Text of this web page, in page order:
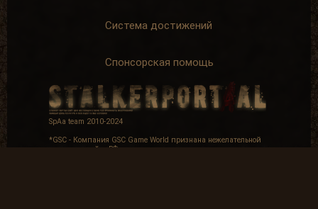
Система достижений
Спонсорская помощь
SpAa team 2010-2024
*GSC - Компания GSC Game World признана нежелательной
организацией в РФ.